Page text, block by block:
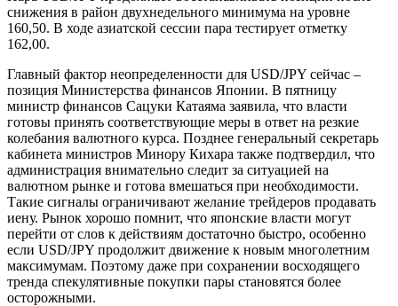
снижения в район двухнедельного минимума на уровне
160,50. В ходе азиатской сессии пара тестирует отметку
162,00.
Главный фактор неопределенности для USD/JPY сейчас –
позиция Министерства финансов Японии. В пятницу
министр финансов Сацуки Катаяма заявила, что власти
готовы принять соответствующие меры в ответ на резкие
колебания валютного курса. Позднее генеральный секретарь
кабинета министров Минору Кихара также подтвердил, что
администрация внимательно следит за ситуацией на
валютном рынке и готова вмешаться при необходимости.
Такие сигналы ограничивают желание трейдеров продавать
иену. Рынок хорошо помнит, что японские власти могут
перейти от слов к действиям достаточно быстро, особенно
если USD/JPY продолжит движение к новым многолетним
максимумам. Поэтому даже при сохранении восходящего
тренда спекулятивные покупки пары становятся более
осторожными.